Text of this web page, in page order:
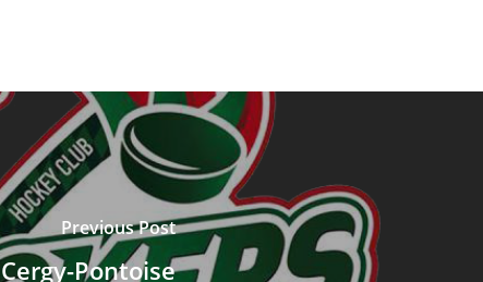
Previous Post
Cergy-Pontoise